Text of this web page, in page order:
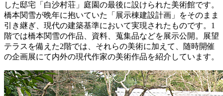
した邸宅「白沙村荘」庭園の最後に設けられた美術館です。
橋本関雪が晩年に抱いていた「展示棟建設計画」をそのまま
引き継ぎ、現代の建築基準において実現されたものです。1
階では橋本関雪の作品、資料、蒐集品などを展示公開。展望
テラスを備えた2階では、それらの美術に加えて、随時開催
の企画展にて内外の現代作家の美術作品を紹介しています。